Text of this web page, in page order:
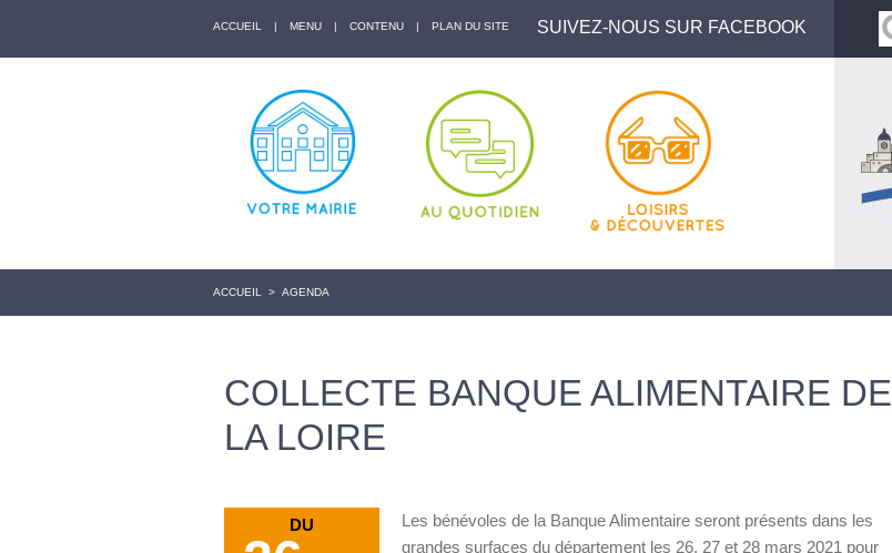
ACCUEIL | MENU | CONTENU | PLAN DU SITE SUIVEZ-NOUS SUR FACEBOOK
ACCUEIL > AGENDA
COLLECTE BANQUE ALIMENTAIRE DE
LA LOIRE
DU
Les bénévoles de la Banque Alimentaire seront présents dans les
grandes surfaces du département les 26, 27 et 28 mars 2021 pour